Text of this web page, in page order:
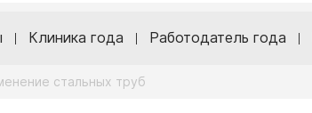
Клиника года Работодатель года
стальных труб